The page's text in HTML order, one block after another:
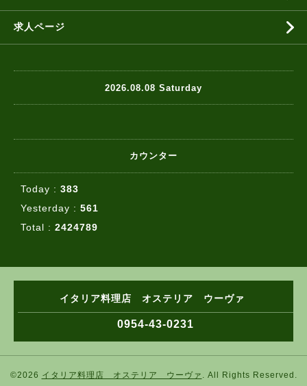
求人ページ
2026.08.08 Saturday
カウンター
Today : 383
Yesterday : 561
Total : 2424789
イタリア料理店 オステリア ウーヴァ
0954-43-0231
©2026 イタリア料理店 オステリア ウーヴァ . All Rights Reserved.